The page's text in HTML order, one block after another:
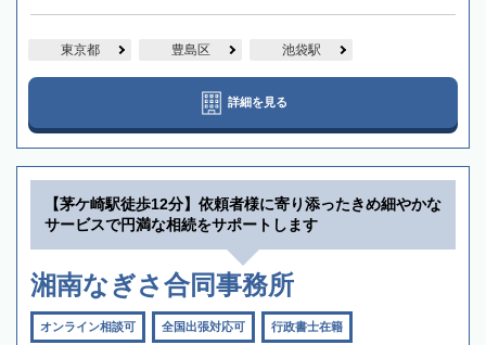
東京都 豊島区 池袋駅
詳細を見る
【茅ケ崎駅徒歩12分】依頼者様に寄り添ったきめ細やかな
サービスで円満な相続をサポートします
湘南なぎさ合同事務所
オンライン相談可 全国出張対応可 行政書士在籍